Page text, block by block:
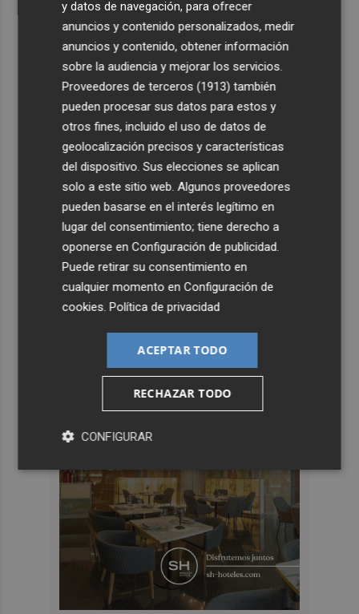
y datos de navegación, para ofrecer
anuncios y contenido personalizados, medir
anuncios y contenido, obtener información
sobre la audiencia y mejorar los servicios.
Proveedores de terceros (1913) también
pueden procesar sus datos para estos y
otros fines, incluido el uso de datos de
geolocalización precisos y características
del dispositivo. Sus elecciones se aplican
solo a este sitio web. Algunos proveedores
pueden basarse en el interés legítimo en
lugar del consentimiento; tiene derecho a
oponerse enConfiguración de publicidad
Puede retirar su consentimiento en
cualquier momento enConfiguración de
cookies .Política de privacidad
ACEPTAR TODO
RECHAZAR TODO
CONFIGURAR